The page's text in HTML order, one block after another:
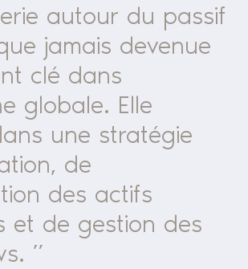
autour du passif
jamais devenue
clé dans
globale. Elle
une stratégie
de
des actifs
et de gestion des
”